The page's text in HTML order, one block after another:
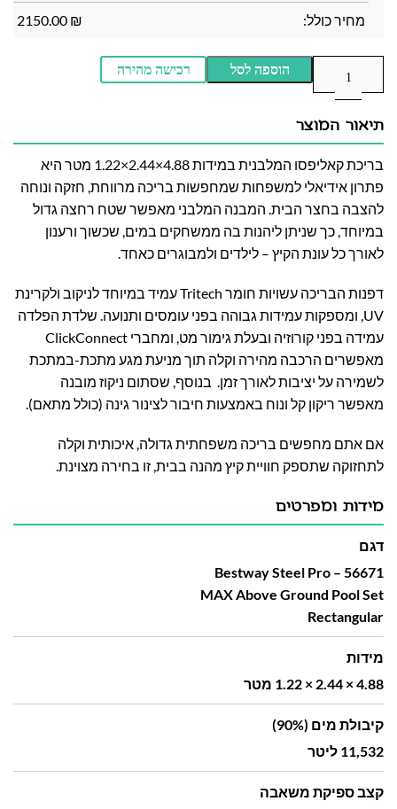
מחיר כולל: ₪
2150.00
הוספה לסל רכישה מהירה
תיאור המוצר
בריכת קאליפסו המלבנית במידות 4.88×2.44×1.22 מטר היא
פתרון אידיאלי למשפחות שמחפשות בריכה מרווחת, חזקה ונוחה
להצבה בחצר הבית. המבנה המלבני מאפשר שטח רחצה גדול
במיוחד, כך שניתן ליהנות בה ממשחקים במים, שכשוך ורענון
לאורך כל עונת הקיץ – לילדים ולמבוגרים כאחד.
דפנות הבריכה עשויות חומר Tritech עמיד במיוחד לניקוב ולקרינת
UV, ומספקות עמידות גבוהה בפני עומסים ותנועה. שלדת הפלדה
עמידה בפני קורוזיה ובעלת גימור מט, ומחברי ClickConnect
מאפשרים הרכבה מהירה וקלה תוך מניעת מגע מתכת-במתכת
לשמירה על יציבות לאורך זמן. בנוסף, שסתום ניקוז מובנה
מאפשר ריקון קל ונוח באמצעות חיבור לצינור גינה (כולל מתאם).
אם אתם מחפשים בריכה משפחתית גדולה, איכותית וקלה
לתחזוקה שתספק חוויית קיץ מהנה בבית, זו בחירה מצוינת.
מידות ומפרטים
דגם
56671 – Bestway Steel Pro
MAX Above Ground Pool Set
Rectangular
מידות
4.88 × 2.44 × 1.22 מטר
קיבולת מים (90%)
11,532 ליטר
קצב ספיקת משאבה